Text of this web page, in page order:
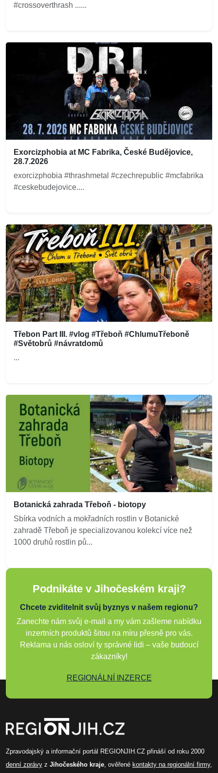
#crossoverthrash ......
Exorcizphobia at MC Fabrika, České Budějovice,
28.7.2026
exorcizphobia #thrashmetal #czechrepublic #mcfabrika
#ceskebudejovice....
Třebon Part III. #vlog #Třeboň #ChlumuTřeboně
#Světobrů #návratdomů
...
Botanická zahrada Třeboň - biotopy
Sbírka vodních a mokřadních rostlin v Botanické
zahradě Třeboň je specializovanou kolekcí více než
1000 druhů rostlin pů...
Podnikáte v Jihočeském kraji?
Chcete zviditelnit svůj byznys v našem regionu?
Zanechte nám svůj e-mail a my vám zašleme nabídku
inzertních produktů šitou na míru přesně pro vás.
Reklama u nás osloví ty správné lidi – vaše budoucí
zákazníky!
REGIONÁLNÍ INZERCE
Zpravodajský a informační portál REGIONJIH.CZ přináší od roku 2000
denní zprávy z Jihočeského kraje , ověřené kontakty na regionální firmy,